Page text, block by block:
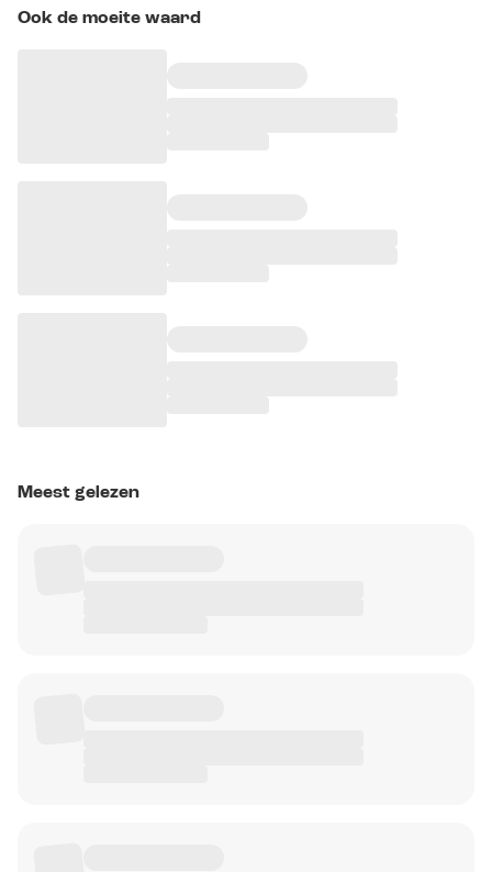
Ook de moeite waard
Meest gelezen